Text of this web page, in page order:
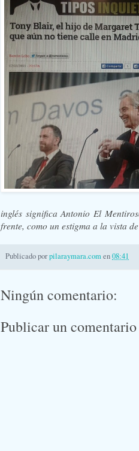
inglés significa Antonio El
frente, como un estigma a la vista
Publicado porpilaraymara.comen08:41
Ningún comentario:
Publicar un comentario